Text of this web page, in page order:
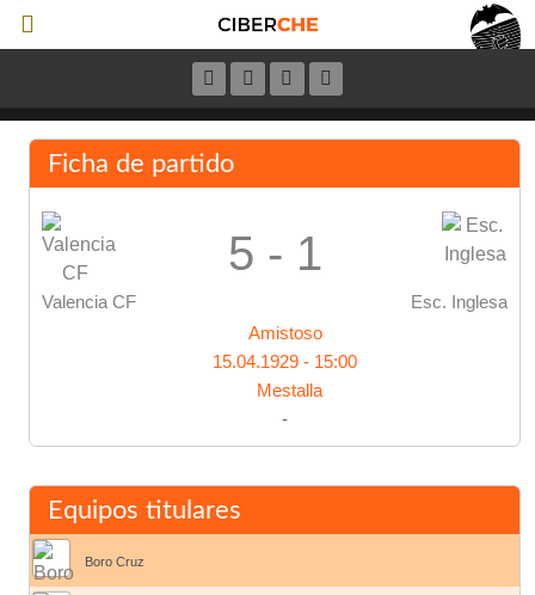
Ficha de partido
Valencia CF
5 - 1
Esc. Inglesa
Amistoso
15.04.1929 - 15:00
Mestalla
-
Equipos titulares
Boro Cruz